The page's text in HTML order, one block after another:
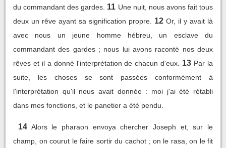
du commandant des gardes. 11 Une nuit, nous avons fait tous
deux un rêve ayant sa signification propre.
12 Or, il y avait là
avec nous un jeune homme hébreu, un esclave du
commandant des gardes ; nous lui avons raconté nos deux
rêves et il a donné l'interprétation de chacun d'eux.
13 Par la
suite, les choses se sont passées conformément à
l'interprétation qu'il nous avait donnée : moi j'ai été rétabli
dans mes fonctions, et le panetier a été pendu.
14 Alors le pharaon envoya chercher Joseph et, sur le
champ, on courut le faire sortir du cachot ; on le rasa, on le fit